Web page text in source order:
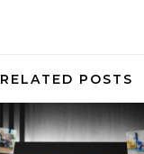
RELATED POSTS